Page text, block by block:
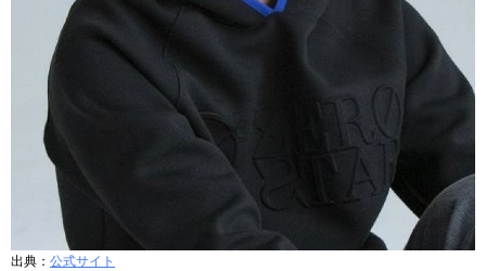
出典： 公式サイト